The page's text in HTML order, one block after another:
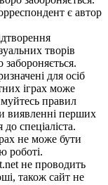
є автор
творів
для осіб
іграх може
правил
виявленні перших
спеціаліста.
не може бути
роботі.
не проводить
також сайт не